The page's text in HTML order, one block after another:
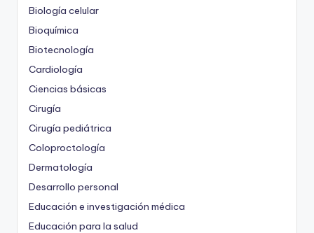
Biología celular
Bioquímica
Biotecnología
Cardiología
Ciencias básicas
Cirugía
Cirugía pediátrica
Coloproctología
Dermatología
Desarrollo personal
Educación e investigación médica
Educación para la salud